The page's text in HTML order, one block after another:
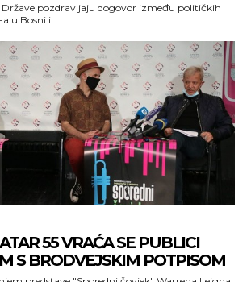
Države pozdravljaju dogovor između političkih
u Bosni i...
55 VRAĆA SE PUBLICI
S BRODVEJSKIM POTPISOM